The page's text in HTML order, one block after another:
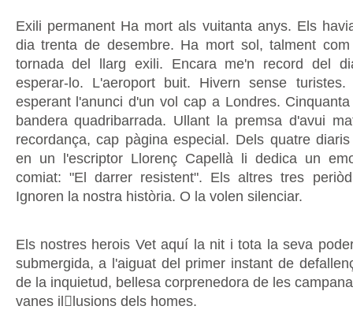
Exili permanent Ha mort als vuitanta anys. Els
dia trenta de desembre. Ha mort sol, talment
tornada del llarg exili. Encara me'n record del
esperar-lo. L'aeroport buit. Hivern sense turistes.
esperant l'anunci d'un vol cap a Londres.
bandera quadribarrada. Ullant la premsa d'avui
recordança, cap pàgina especial. Dels quatre
en un l'escriptor Llorenç Capellà li dedica un
comiat: "El darrer resistent". Els altres tres
Ignoren la nostra història. O la volen silenciar.
Els nostres herois Vet aquí la nit i tota la seva
submergida, a l'aiguat del primer instant de
de la inquietud, bellesa corprenedora de les
vanes illusions dels homes.